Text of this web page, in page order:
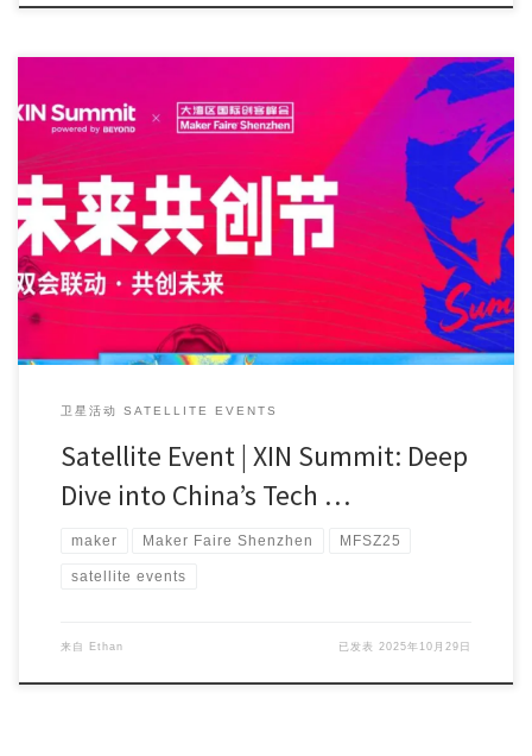
Maker Faire Shenzhen 2025, themed “AI and More Thi […]
卫星活动 SATELLITE EVENTS
Satellite Event | XIN Summit: Deep
Dive into China’s Tech …
maker Maker Faire Shenzhen MFSZ25
satellite events
来自 Ethan 已发表 2025年10月29日